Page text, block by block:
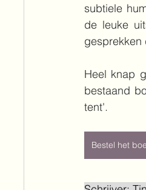
subtiele
de leuke
gesprekken
Heel knap
bestaand
tent'.
Bestel het